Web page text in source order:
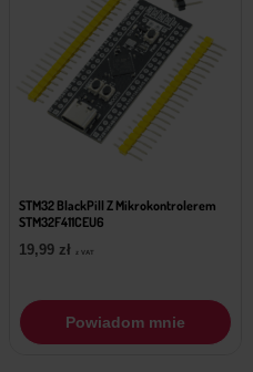
STM32 BlackPill Z Mikrokontrolerem
STM32F411CEU6
19,99 zł z VAT
Powiadom mnie